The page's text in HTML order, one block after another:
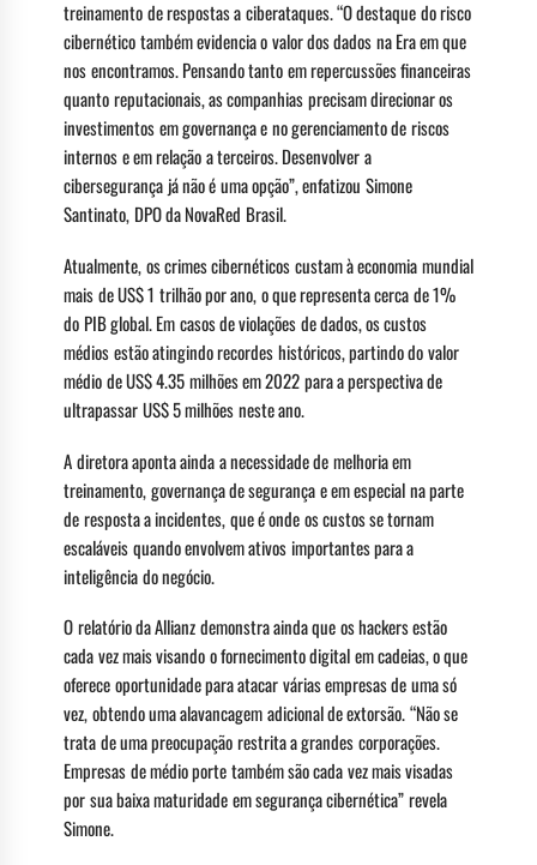
treinamento de respostas a ciberataques. “O destaque do risco
cibernético também evidencia o valor dos dados na Era em que
nos encontramos. Pensando tanto em repercussões financeiras
quanto reputacionais, as companhias precisam direcionar os
investimentos em governança e no gerenciamento de riscos
internos e em relação a terceiros. Desenvolver a
cibersegurança já não é uma opção”, enfatizou Simone
Santinato, DPO da NovaRed Brasil.
Atualmente, os crimes cibernéticos custam à economia mundial
mais de US$ 1 trilhão por ano, o que representa cerca de 1%
do PIB global. Em casos de violações de dados, os custos
médios estão atingindo recordes históricos, partindo do valor
médio de US$ 4.35 milhões em 2022 para a perspectiva de
ultrapassar US$ 5 milhões neste ano.
A diretora aponta ainda a necessidade de melhoria em
treinamento, governança de segurança e em especial na parte
de resposta a incidentes, que é onde os custos se tornam
escaláveis quando envolvem ativos importantes para a
inteligência do negócio.
O relatório da Allianz demonstra ainda que os hackers estão
cada vez mais visando o fornecimento digital em cadeias, o que
oferece oportunidade para atacar várias empresas de uma só
vez, obtendo uma alavancagem adicional de extorsão. “Não se
trata de uma preocupação restrita a grandes corporações.
Empresas de médio porte também são cada vez mais visadas
por sua baixa maturidade em segurança cibernética” revela
Simone.